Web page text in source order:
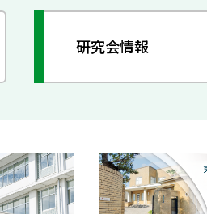
研究会情報